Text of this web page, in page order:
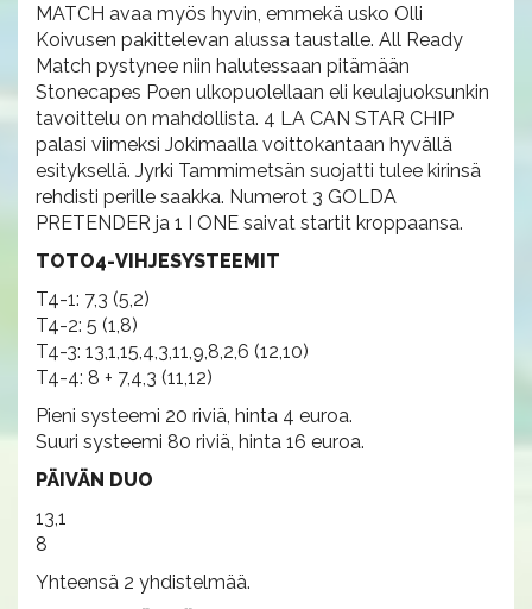
MATCH avaa myös hyvin, emmekä usko Olli
Koivusen pakittelevan alussa taustalle. All Ready
Match pystynee niin halutessaan pitämään
Stonecapes Poen ulkopuolellaan eli keulajuoksunkin
tavoittelu on mahdollista. 4 LA CAN STAR CHIP
palasi viimeksi Jokimaalla voittokantaan hyvällä
esityksellä. Jyrki Tammimetsän suojatti tulee kirinsä
rehdisti perille saakka. Numerot 3 GOLDA
PRETENDER ja 1 I ONE saivat startit kroppaansa.
TOTO4-VIHJESYSTEEMIT
T4-1: 7,3 (5,2)
T4-2: 5 (1,8)
T4-3: 13,1,15,4,3,11,9,8,2,6 (12,10)
T4-4: 8 + 7,4,3 (11,12)
Pieni systeemi 20 riviä, hinta 4 euroa.
Suuri systeemi 80 riviä, hinta 16 euroa.
PÄIVÄN DUO
13,1
8
Yhteensä 2 yhdistelmää.